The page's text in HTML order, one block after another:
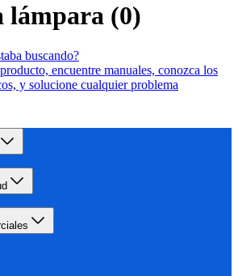
lámpara (0)
buscando?
encuentre manuales, conozca los
y solucione cualquier problema